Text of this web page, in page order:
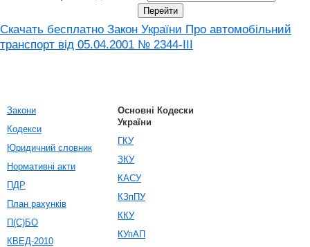
Скачать бесплатно Закон України Про автомобільний
транспорт вiд 05.04.2001 № 2344-III
Закони
Кодекси
Юридичний словник
Нормативні акти
ПДР
План рахунків
П(С)БО
КВЕД-2010
Основні Кодески
України
ГКУ
ЗКУ
КАСУ
КЗпПУ
ККУ
КУпАП